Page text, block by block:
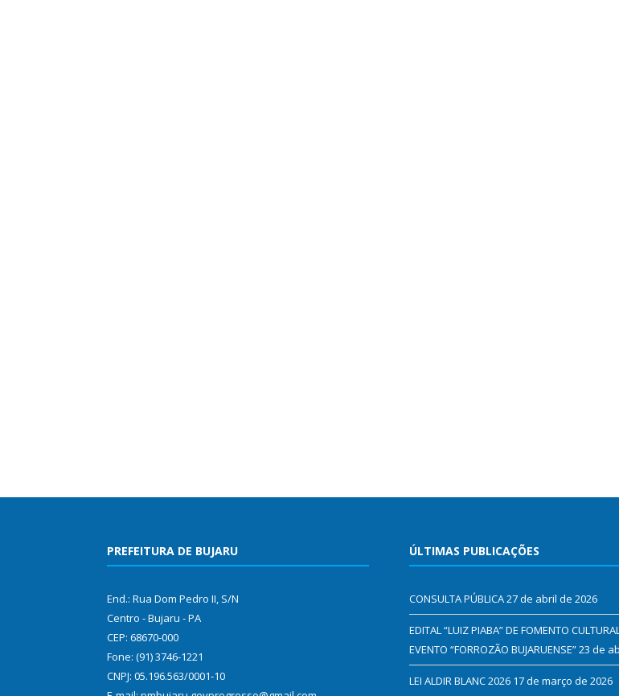
PREFEITURA DE BUJARU
End.: Rua Dom Pedro II, S/N
Centro - Bujaru - PA
CEP: 68670-000
Fone: (91) 3746-1221
CNPJ: 05.196.563/0001-10
ÚLTIMAS PUBLICAÇÕES
CONSULTA PÚBLICA27 de abril de 2026
EDITAL “LUIZ PIABA” DE FOMENTO
EVENTO “FORROZÃO BUJARUENSE”23 de
LEI ALDIR BLANC 2026 17 de março de 2026